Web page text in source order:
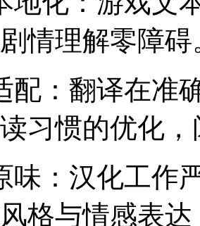
情理解零障碍
配：翻译在准
习惯的优化
味：汉化工作
格与情感表